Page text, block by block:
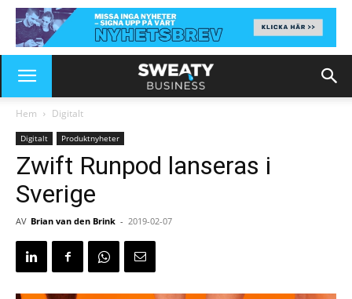
Hem Digitalt
Digitalt Produktnyheter
Zwift Runpod lanseras i
Sverige
AV Brian van den Brink - 2019-02-07